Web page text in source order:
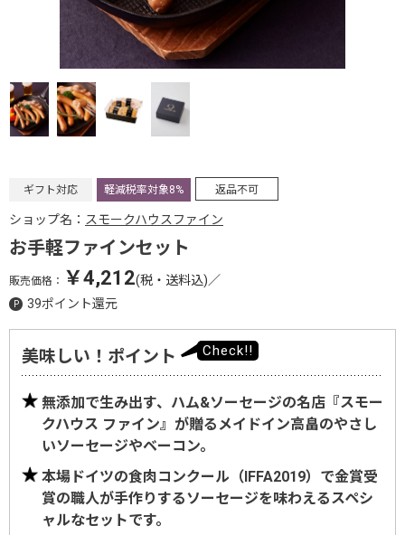
ギフト対応 軽減税率対象8% 返品不可
ショップ名： スモークハウスファイン
お手軽ファインセット
販売価格： ￥4,212(税・送料込)／
39ポイント還元
美味しい！ポイント
無添加で生み出す、ハム&ソーセージの名店『スモー
クハウス ファイン』が贈るメイドイン高畠のやさし
いソーセージやベーコン。
本場ドイツの食肉コンクール（IFFA2019）で金賞受
賞の職人が手作りするソーセージを味わえるスペシ
ャルなセットです。